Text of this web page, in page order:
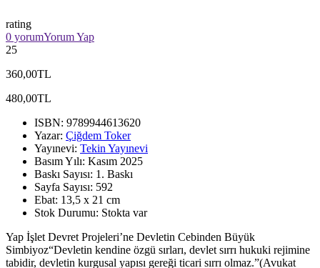
rating
0 yorumYorum Yap
25
360,00TL
480,00TL
ISBN: 9789944613620
Yazar: Çiğdem Toker
Yayınevi: Tekin Yayınevi
Basım Yılı: Kasım 2025
Baskı Sayısı: 1. Baskı
Sayfa Sayısı: 592
Ebat: 13,5 x 21 cm
Stok Durumu: Stokta var
Yap İşlet Devret Projeleri’ne Devletin Cebinden Büyük
Simbiyoz“Devletin kendine özgü sırları, devlet sırrı hukuki rejimine
tabidir, devletin kurgusal yapısı gereği ticari sırrı olmaz.”(Avukat